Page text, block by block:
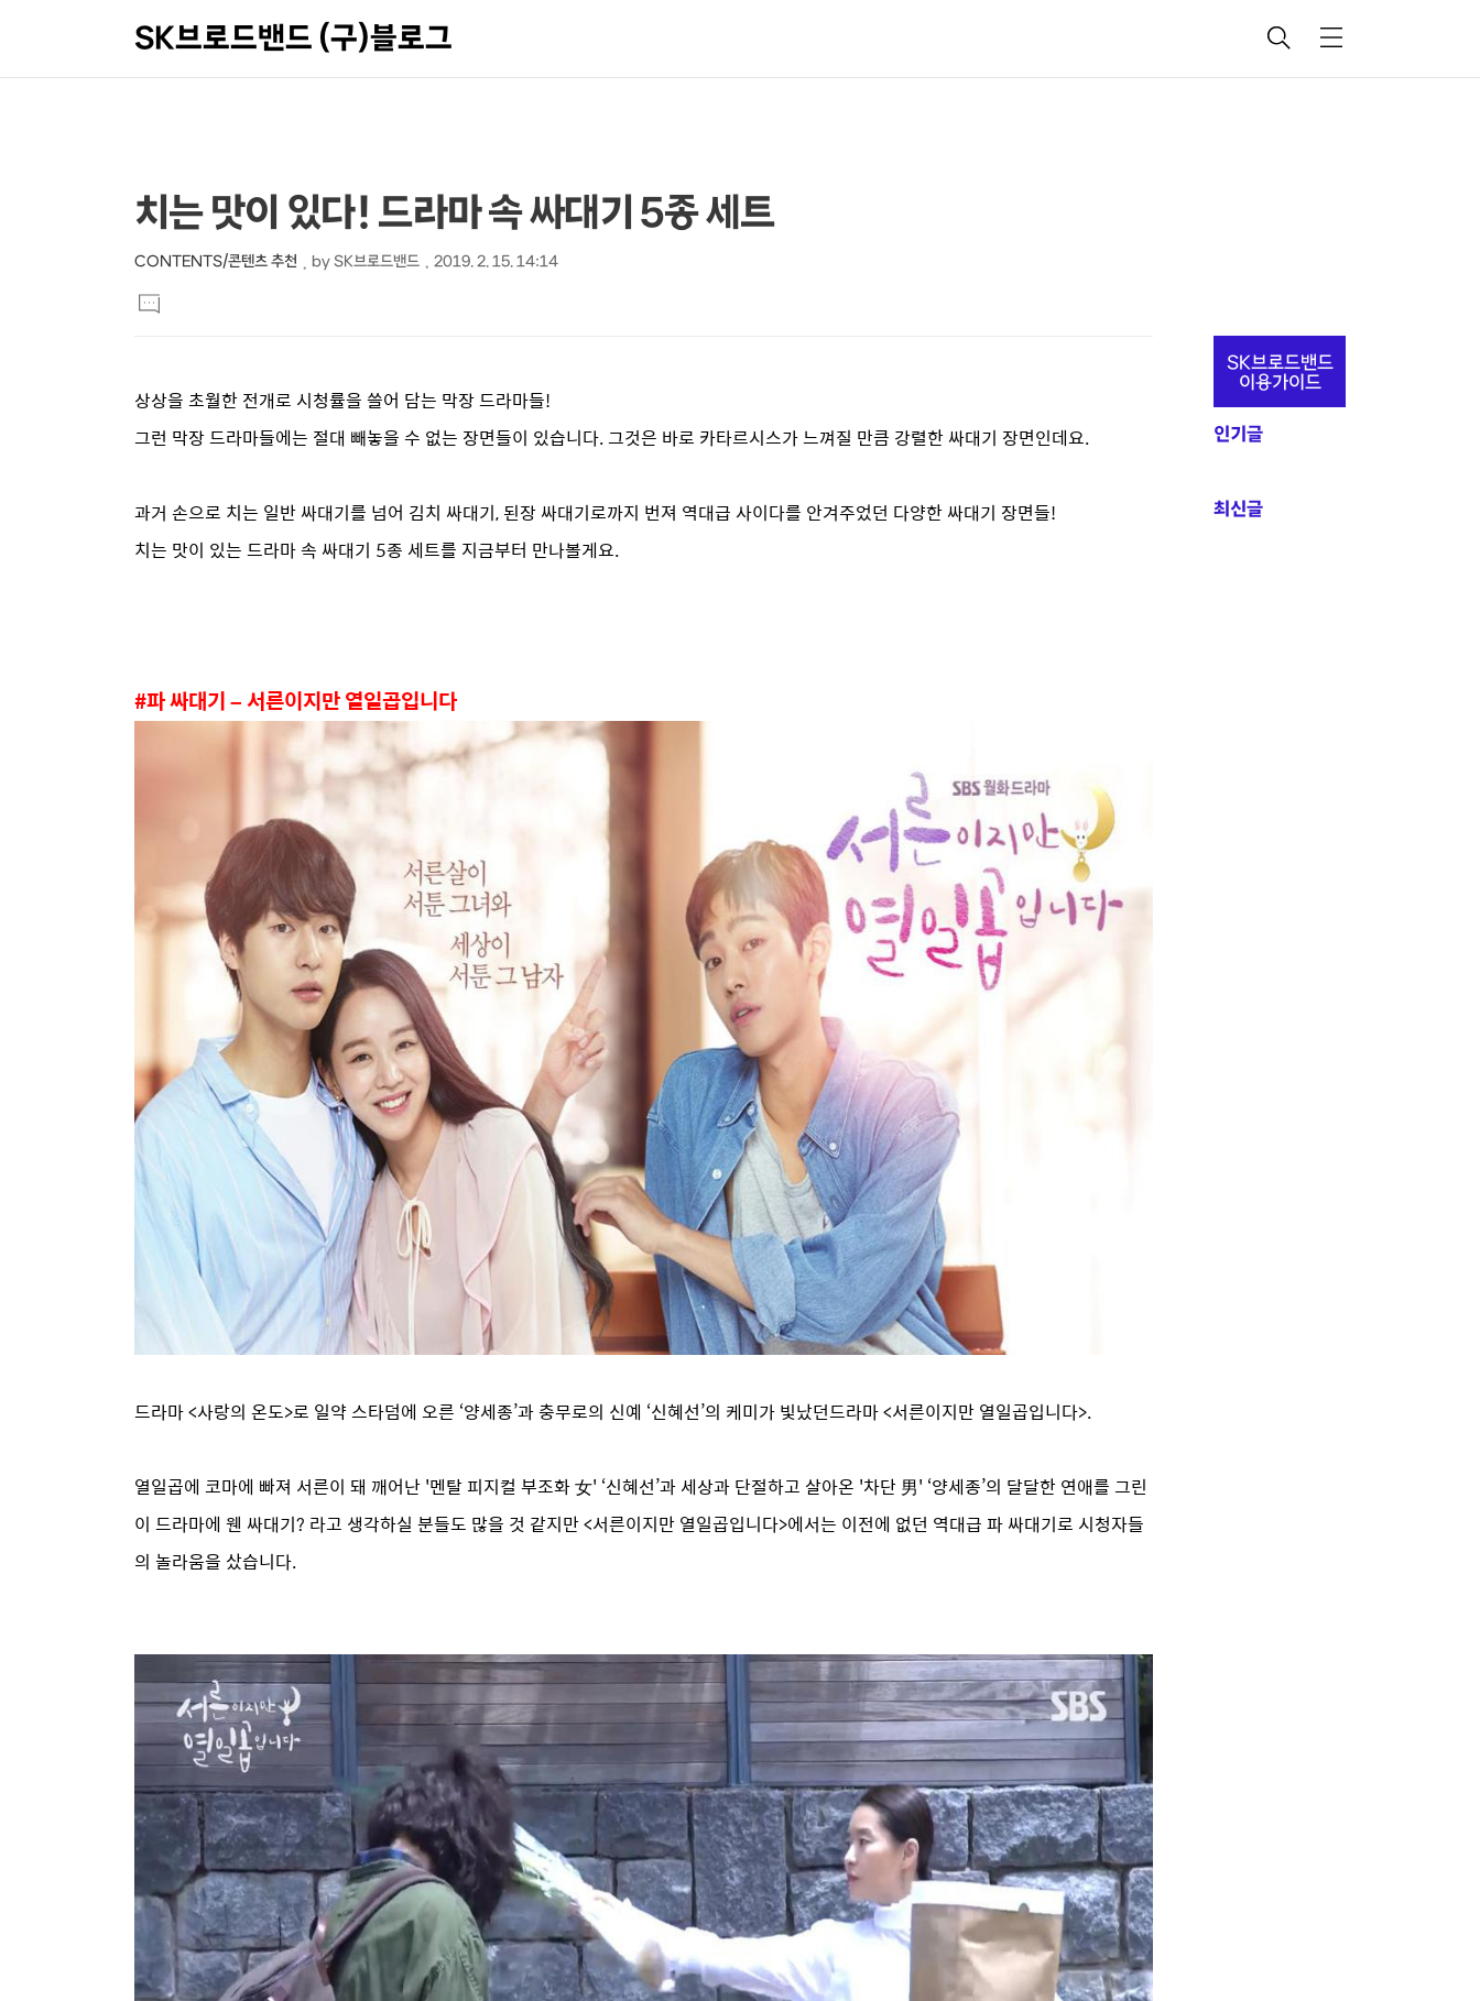
SK브로드밴드 (구)블로그
검
메
상
컨
텐
본
문
제
목
치는 맛이 있다! 드라마 속 싸대기 5종 세트
CONTENTS/콘텐츠 추천 by SK브로드밴드 2019. 2. 15. 14:14
문
댓
글
상상을 초월한 전개로 시청률을 쓸어 담는 막장 드라마들!
그런 막장 드라마들에는 절대 빼놓을 수 없는 장면들이 있습니다.그것은 바로 카타르시스가 느껴질 만큼 강렬한 싸대기 장면인데요.
과거 손으로 치는 일반 싸대기를 넘어 김치 싸대기, 된장 싸대기로까지 번져 역대급 사이다를 안겨주었던 다양한 싸대기 장면들!
치는 맛이 있는 드라마 속 싸대기 5종 세트를 지금부터 만나볼게요.
#파 싸대기 – 서른이지만 열일곱입니다
드라마 <사랑의 온도>로 일약 스타덤에 오른 ‘양세종’과 충무로의 신예 ‘신혜선’의 케미가 빛났던드라마 <서른이지만 열일곱입니다>.
열일곱에 코마에 빠져 서른이 돼 깨어난 '멘탈 피지컬 부조화 女' ‘신혜선’과 세상과 단절하고 살아온 '차단 男' ‘양세종’의 달달한 연애를 그린
이 드라마에 웬 싸대기? 라고 생각하실 분들도 많을 것 같지만 <서른이지만 열일곱입니다>에서는 이전에 없던 역대급 파 싸대기로 시청자들
의 놀라움을 샀습니다.
추
정
보
SK브로드밴드
이용가이드
인기글
최신글